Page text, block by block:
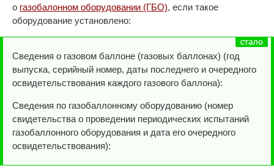
о газобалонном оборудовании (ГБО), если такое
оборудование установлено:
Сведения о газовом баллоне (газовых баллонах) (год
выпуска, серийный номер, даты последнего и очередного
освидетельствования каждого газового баллона):
Сведения по газобаллонному оборудованию (номер
свидетельства о проведении периодических испытаний
газобаллонного оборудования и дата его очередного
освидетельствования):